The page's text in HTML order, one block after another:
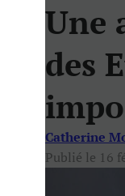
Une
des
Catherine
Publié le 16